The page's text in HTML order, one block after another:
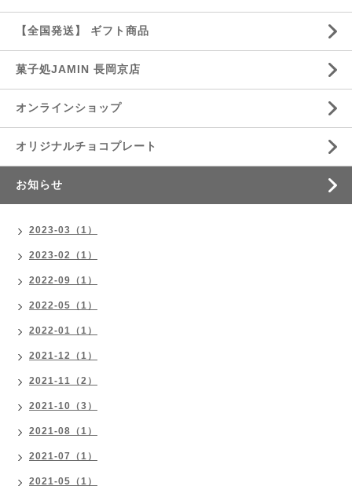
【全国発送】 ギフト商品
菓子処JAMIN 長岡京店
オンラインショップ
オリジナルチョコプレート
お知らせ
2023-03（1）
2023-02（1）
2022-09（1）
2022-05（1）
2022-01（1）
2021-12（1）
2021-11（2）
2021-10（3）
2021-08（1）
2021-07（1）
2021-05（1）